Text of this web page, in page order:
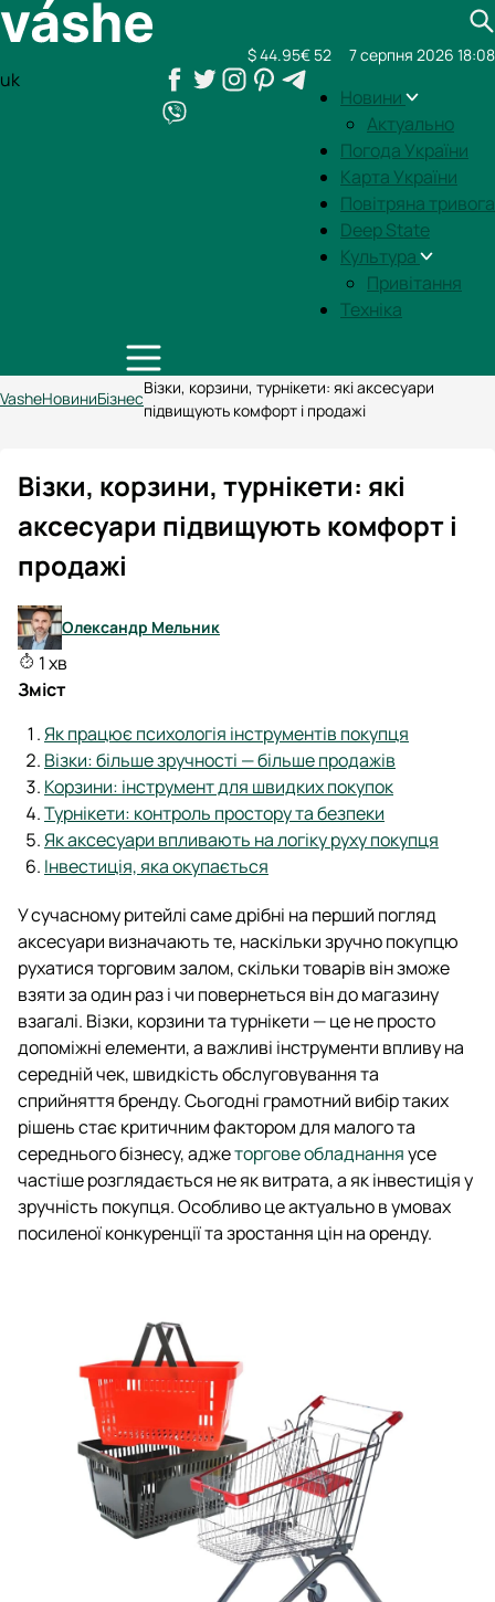
uk
Новини
Актуально
Погода України
Карта України
Повітряна тривога
Deep State
Культура
Привітання
Техніка
$ 44.95€ 52 7 серпня 2026 18:08
VasheНовиниБізнес
Візки, корзини, турнікети: які аксесуари
підвищують комфорт і продажі
Візки, корзини, турнікети: які
аксесуари підвищують комфорт і
продажі
Олександр Мельник
1 хв
Зміст
Як працює психологія інструментів покупця
Візки: більше зручності — більше продажів
Корзини: інструмент для швидких покупок
Турнікети: контроль простору та безпеки
Як аксесуари впливають на логіку руху покупця
Інвестиція, яка окупається
У сучасному ритейлі саме дрібні на перший погляд
аксесуари визначають те, наскільки зручно покупцю
рухатися торговим залом, скільки товарів він зможе
взяти за один раз і чи повернеться він до магазину
взагалі. Візки, корзини та турнікети — це не просто
допоміжні елементи, а важливі інструменти впливу на
середній чек, швидкість обслуговування та
сприйняття бренду. Сьогодні грамотний вибір таких
рішень стає критичним фактором для малого та
середнього бізнесу, аджеторгове обладнанняусе
частіше розглядається не як витрата, а як інвестиція у
зручність покупця. Особливо це актуально в умовах
посиленої конкуренції та зростання цін на оренду.